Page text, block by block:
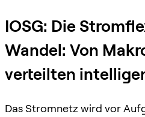
IOSG: Die
Wandel: Von
verteilten
Das Stromnetz wird vor